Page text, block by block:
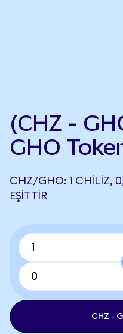
(CHZ -
GHO
CHZ/GHO: 1 CHILIZ,
EŞITTIR
CHZ -